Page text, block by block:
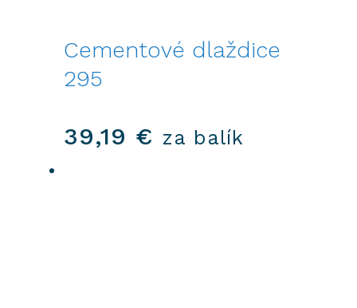
Cementové dlaždice
295
39,19 € za balík